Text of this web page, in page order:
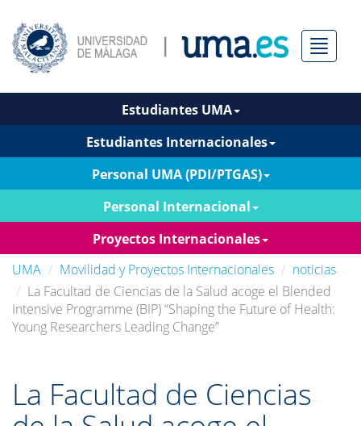
Menú
Estudiantes UMA
Estudiantes Internacionales
Personal UMA (PDI/PTGAS)
Personal Internacional
Proyectos Internacionales
UMA
Movilidad y Proyectos Internacionales
noticias
La Facultad de Ciencias de la Salud acoge el Blended
Intensive Programme (BIP) “Shaping the Future of Health:
Young Researchers Leading Change”
La Facultad de Ciencias